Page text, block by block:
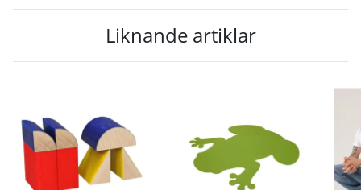
Liknande artiklar